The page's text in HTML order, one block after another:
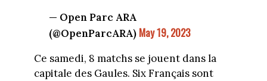
— Open Parc ARA
(@OpenParcARA) May 19, 2023
Ce samedi, 8 matchs se jouent dans la
capitale des Gaules. Six Français sont